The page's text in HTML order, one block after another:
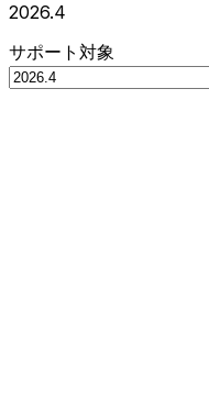
2026.4
サポート対象